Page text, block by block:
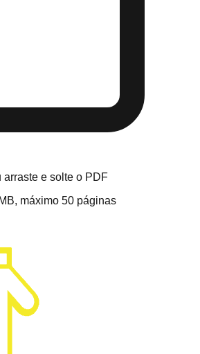
e solte o PDF
máximo 50 páginas